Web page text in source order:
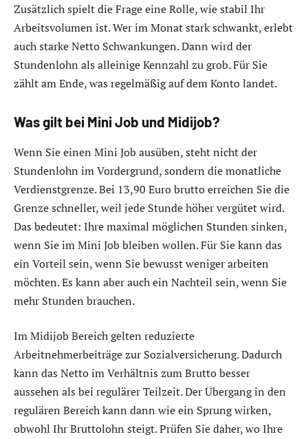
Zusätzlich spielt die Frage eine Rolle, wie stabil Ihr
Arbeitsvolumen ist. Wer im Monat stark schwankt, erlebt
auch starke Netto Schwankungen. Dann wird der
Stundenlohn als alleinige Kennzahl zu grob. Für Sie
zählt am Ende, was regelmäßig auf dem Konto landet.
Was gilt bei Mini Job und Midijob?
Wenn Sie einen Mini Job ausüben, steht nicht der
Stundenlohn im Vordergrund, sondern die monatliche
Verdienstgrenze. Bei 13,90 Euro brutto erreichen Sie die
Grenze schneller, weil jede Stunde höher vergütet wird.
Das bedeutet: Ihre maximal möglichen Stunden sinken,
wenn Sie im Mini Job bleiben wollen. Für Sie kann das
ein Vorteil sein, wenn Sie bewusst weniger arbeiten
möchten. Es kann aber auch ein Nachteil sein, wenn Sie
mehr Stunden brauchen.
Im Midijob Bereich gelten reduzierte
Arbeitnehmerbeiträge zur Sozialversicherung. Dadurch
kann das Netto im Verhältnis zum Brutto besser
aussehen als bei regulärer Teilzeit. Der Übergang in den
regulären Bereich kann dann wie ein Sprung wirken,
obwohl Ihr Bruttolohn steigt. Prüfen Sie daher, wo Ihre